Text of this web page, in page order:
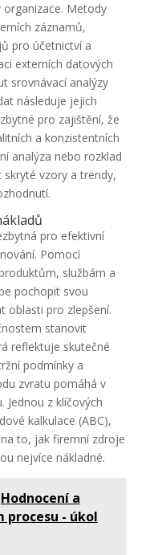
Metody
záznamů,
pro účetnictví a
externích datových
srovnávací analýzy
následuje jejich
pro zajištění, že
a konzistentních
analýza nebo rozklad
vzory a trendy,
pro efektivní
Pomocí
službám a
pochopit svou
oblasti pro zlepšení.
stanovit
reflektuje skutečné
podmínky a
zvratu pomáhá v
Jednou z klíčových
kalkulace (ABC),
to, jak firemní zdroje
nejvíce nákladné.
Hodnocení a
procesu - úkol